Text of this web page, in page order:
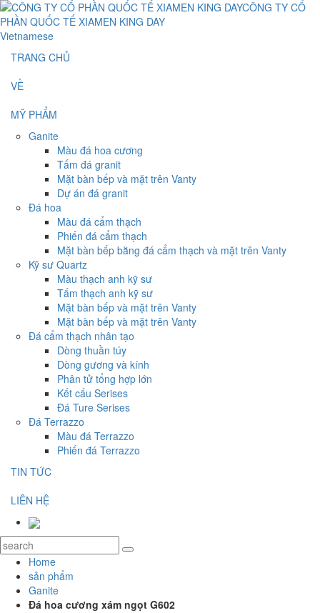
Vietnamese
TRANG CHỦ
VỀ
MỸ PHẨM
Ganite
Màu đá hoa cương
Tấm đá granit
Mặt bàn bếp và mặt trên Vanty
Dự án đá granit
Đá hoa
Màu đá cẩm thạch
Phiến đá cẩm thạch
Mặt bàn bếp bằng đá cẩm thạch và mặt trên Vanty
Kỹ sư Quartz
Màu thạch anh kỹ sư
Tấm thạch anh kỹ sư
Mặt bàn bếp và mặt trên Vanty
Mặt bàn bếp và mặt trên Vanty
Đá cẩm thạch nhân tạo
Dòng thuần túy
Dòng gương và kính
Phân tử tổng hợp lớn
Kết cấu Serises
Đá Ture Serises
Đá Terrazzo
Màu đá Terrazzo
Phiến đá Terrazzo
TIN TỨC
LIÊN HỆ
Home
sản phẩm
Ganite
Đá hoa cương xám ngọt G602